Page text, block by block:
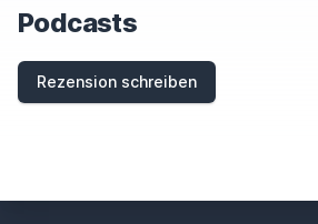
Podcasts
Rezension schreiben